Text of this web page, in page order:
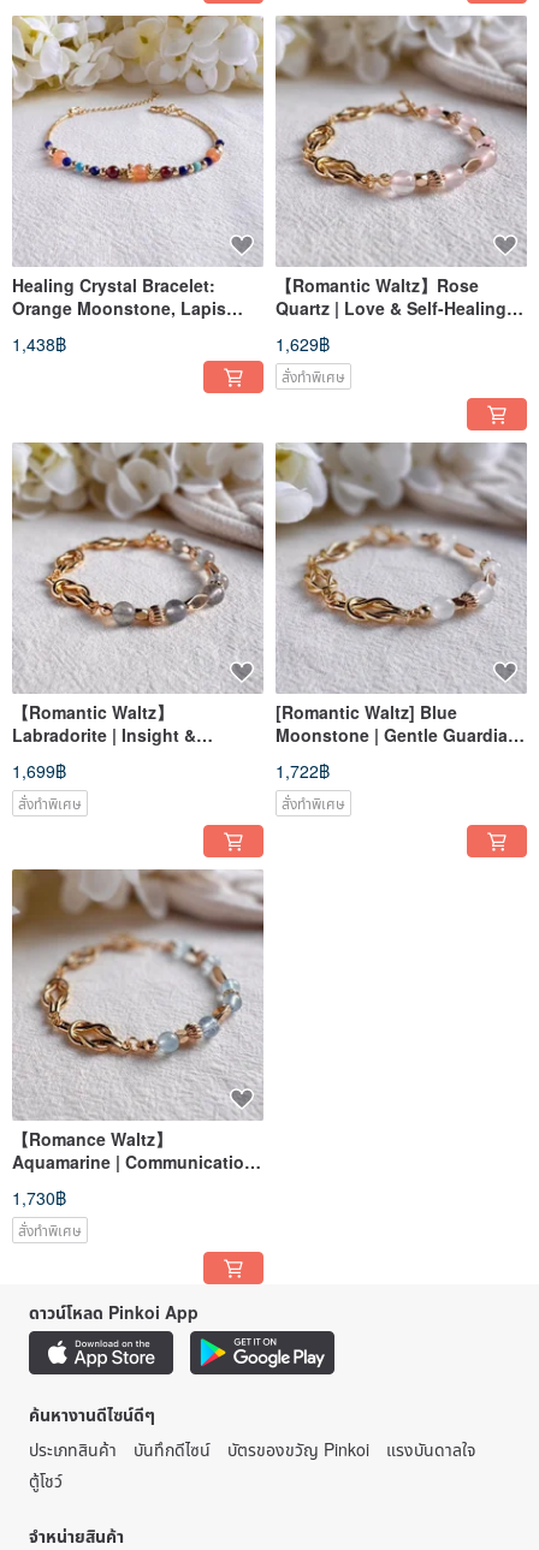
Healing Crystal Bracelet:
Orange Moonstone, Lapis
Lazuli, Apatite, Garnet, 14k g
1,438฿
【Romantic Waltz】Rose
Quartz | Love & Self-Healing |
Twisted Crystal Bracelet
1,629฿
สั่งทำพิเศษ
【Romantic Waltz】
Labradorite | Insight &
Confidence Boost | Twisted
Crystal Bracelet
1,699฿
สั่งทำพิเศษ
[Romantic Waltz] Blue
Moonstone | Gentle Guardian
| Knot Crystal Bracelet
1,722฿
สั่งทำพิเศษ
【Romance Waltz】
Aquamarine | Communication
& Inner Peace | Knot Crystal
Bracelet
1,730฿
สั่งทำพิเศษ
ดาวน์โหลด Pinkoi App
ค้นหางานดีไซน์ดีๆ
ประเภทสินค้า
บันทึกดีไซน์ บัตรของขวัญ Pinkoi
แรงบันดาลใจ
ตู้โชว์
จำหน่ายสินค้า